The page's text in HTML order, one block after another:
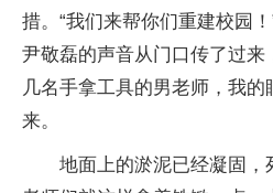
措。“我们来帮你们重建校园
尹敬磊的声音从门口传了过
几名手拿工具的男老师，我
来。
地面上的淤泥已经凝固，